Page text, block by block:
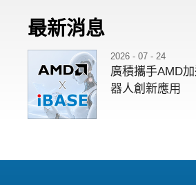
最新消息
2026 - 07 - 24
廣積攜手AMD
器人創新應用